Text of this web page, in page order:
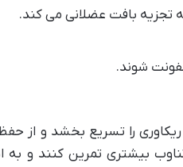
تجزیه بافت عضلانی می کند.
شوند.
را تسریع بخشد و از
بیشتری تمرین کنند و به